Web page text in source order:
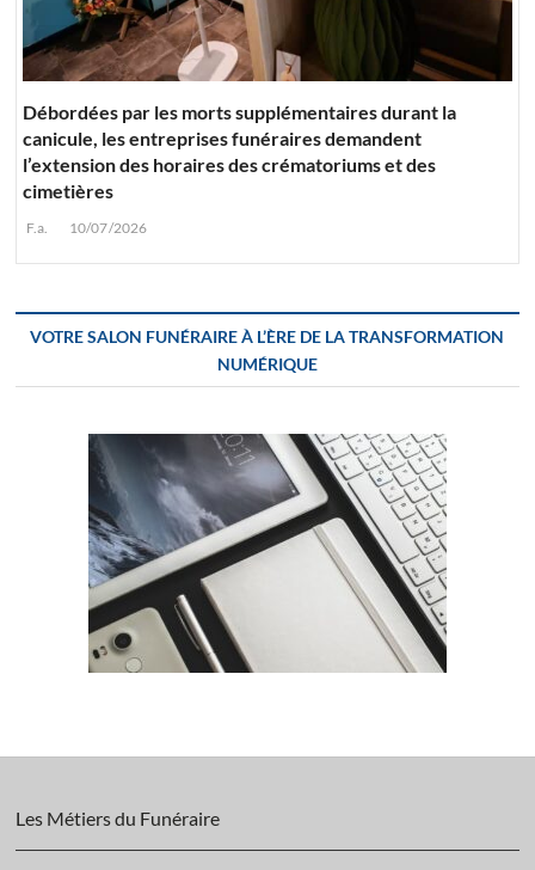
Débordées par les morts supplémentaires durant la
canicule, les entreprises funéraires demandent
l’extension des horaires des crématoriums et des
cimetières
F.a. 10/07/2026
VOTRE SALON FUNÉRAIRE À L’ÈRE DE LA TRANSFORMATION
NUMÉRIQUE
Les Métiers du Funéraire